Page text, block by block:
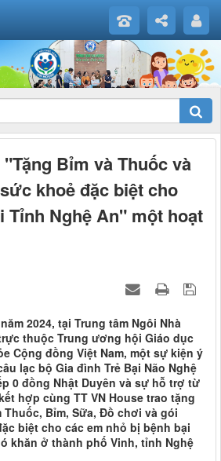
Bỉm và Thuốc và
khoẻ đặc biệt cho
Tỉnh Nghệ An" một hoạt
2024, tại Trung tâm Ngôi Nhà
thuộc Trung ương hội Giáo dục
Cộng đồng Việt Nam, một sự kiện ý
lạc bộ Gia đình Trẻ Bại Não Nghệ
0 đồng Nhật Duyên và sự hỗ trợ từ
hợp cùng TT VN House trao tặng
Thuốc, Bỉm, Sữa, Đồ chơi và gói
biệt cho các em nhỏ bị bệnh bại
khăn ở thành phố Vinh, tỉnh Nghệ